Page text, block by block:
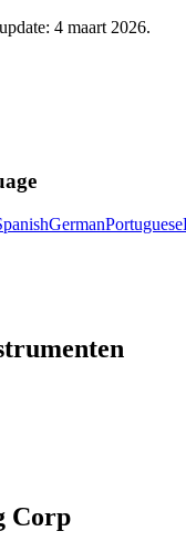
4 maart 2026.
GermanPortuguese
Corp